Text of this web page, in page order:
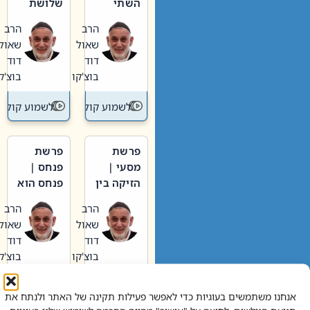
אנחנו משתמשים בעוגיות כדי לאפשר פעילות תקינה של האתר ולנתח את
וערב של
חיינו
הרב
שאול
דוד
בוצ'קו
לשמוע קול תורה – מדרש
האבות
הרב
שאול
דוד
בוצ'קו
לשמוע קול
פרשת
מסעי |
הזיקה בין
הגדול לעם הרב
שאול
דוד
בוצ'קו
לשמוע קול תורה – מדרש
פרשת
פנחס |
פנחס הוא
אליהו: בין
קנאות
הורסת
לקנאות
בונה
הרב
שאול
דוד
בוצ'קו
לשמוע קול